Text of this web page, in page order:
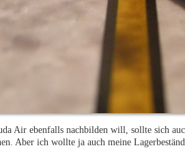
Air ebenfalls nachbilden will, sollte sich
Aber ich wollte ja auch meine